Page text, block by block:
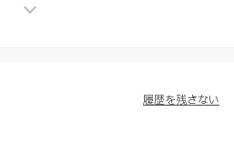
進目的の利用に限ります。
用にあたっては、WEBサイト利用規
情報ガイドをご確認いただき、内容の
履歴を残さない